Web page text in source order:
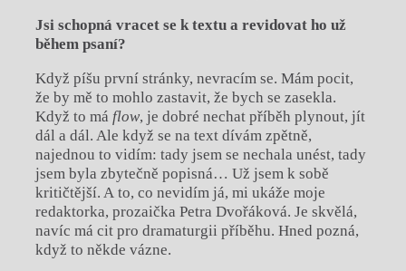
Jsi schopná vracet se k textu a revidovat ho už
během psaní?
Když píšu první stránky, nevracím se. Mám pocit,
že by mě to mohlo zastavit, že bych se zasekla.
Když to má flow, je dobré nechat příběh plynout, jít
dál a dál. Ale když se na text dívám zpětně,
najednou to vidím: tady jsem se nechala unést, tady
jsem byla zbytečně popisná… Už jsem k sobě
kritičtější. A to, co nevidím já, mi ukáže moje
redaktorka, prozaička Petra Dvořáková. Je skvělá,
navíc má cit pro dramaturgii příběhu. Hned pozná,
když to někde vázne.